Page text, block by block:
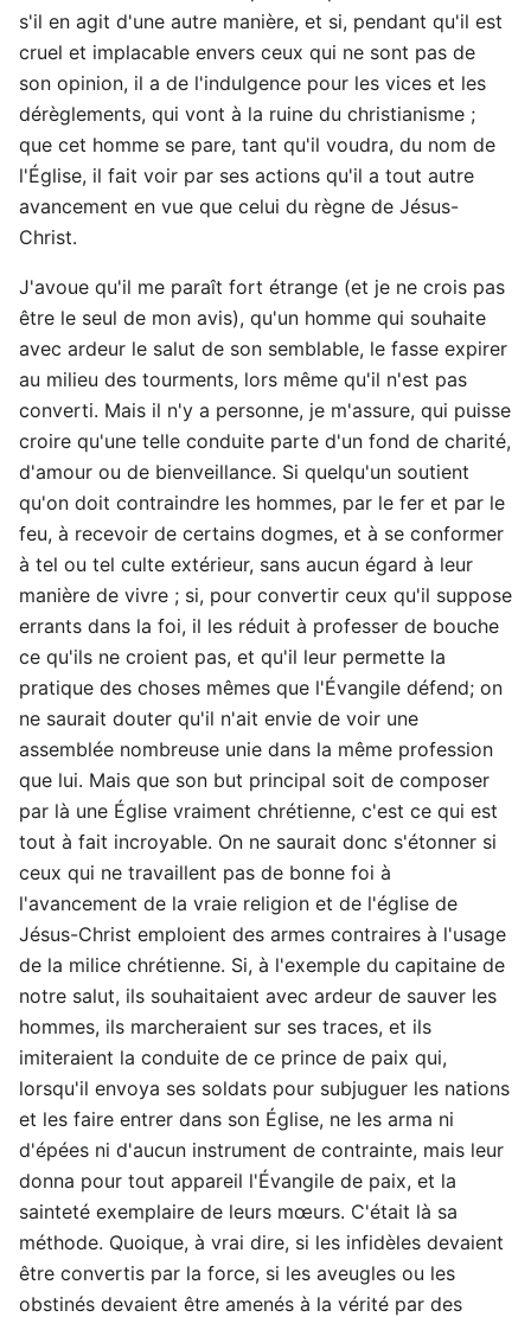
s'il en agit d'une autre manière, et si, pendant qu'il est
cruel et implacable envers ceux qui ne sont pas de
son opinion, il a de l'indulgence pour les vices et les
dérèglements, qui vont à la ruine du christianisme ;
que cet homme se pare, tant qu'il voudra, du nom de
l'Église, il fait voir par ses actions qu'il a tout autre
avancement en vue que celui du règne de Jésus-
Christ.
J'avoue qu'il me paraît fort étrange (et je ne crois pas
être le seul de mon avis), qu'un homme qui souhaite
avec ardeur le salut de son semblable, le fasse expirer
au milieu des tourments, lors même qu'il n'est pas
converti. Mais il n'y a personne, je m'assure, qui puisse
croire qu'une telle conduite parte d'un fond de charité,
d'amour ou de bienveillance. Si quelqu'un soutient
qu'on doit contraindre les hommes, par le fer et par le
feu, à recevoir de certains dogmes, et à se conformer
à tel ou tel culte extérieur, sans aucun égard à leur
manière de vivre ; si, pour convertir ceux qu'il suppose
errants dans la foi, il les réduit à professer de bouche
ce qu'ils ne croient pas, et qu'il leur permette la
pratique des choses mêmes que l'Évangile défend; on
ne saurait douter qu'il n'ait envie de voir une
assemblée nombreuse unie dans la même profession
que lui. Mais que son but principal soit de composer
par là une Église vraiment chrétienne, c'est ce qui est
tout à fait incroyable. On ne saurait donc s'étonner si
ceux qui ne travaillent pas de bonne foi à
l'avancement de la vraie religion et de l'église de
Jésus-Christ emploient des armes contraires à l'usage
de la milice chrétienne. Si, à l'exemple du capitaine de
notre salut, ils souhaitaient avec ardeur de sauver les
hommes, ils marcheraient sur ses traces, et ils
imiteraient la conduite de ce prince de paix qui,
lorsqu'il envoya ses soldats pour subjuguer les nations
et les faire entrer dans son Église, ne les arma ni
d'épées ni d'aucun instrument de contrainte, mais leur
donna pour tout appareil l'Évangile de paix, et la
sainteté exemplaire de leurs mœurs. C'était là sa
méthode. Quoique, à vrai dire, si les infidèles devaient
être convertis par la force, si les aveugles ou les
obstinés devaient être amenés à la vérité par des